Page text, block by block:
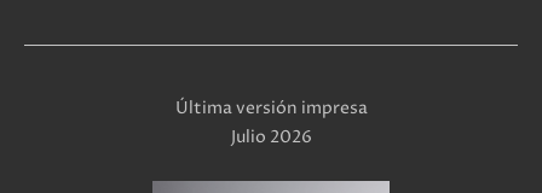
Última versión impresa
Julio 2026